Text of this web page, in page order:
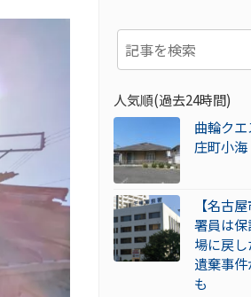
人気順(過去24時間)
曲輪ク
庄町小海
【名古
署員は
場に戻
遺棄事
も